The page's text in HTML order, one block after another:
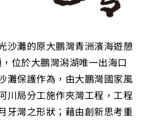
沙灘的原大鵬灣青洲濱海遊憩
位於大鵬灣潟湖唯一出海口
灘保護作為，由大鵬灣國家風
川局分工施作夾灣工程，工程
牙灣之形狀；藉由創新思考重